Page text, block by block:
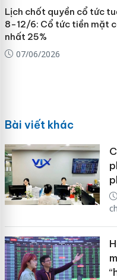
Lịch chốt quyền cổ tức
8-12/6: Cổ tức tiền mặt
nhất 25%
07/06/2026
Bài viết khác